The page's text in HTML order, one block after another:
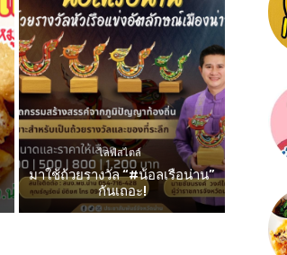
ไลฟ์สไตล์
มาใช้ถ้วยรางวัล “#น้อลเรือน่าน”
กันเถอะ!